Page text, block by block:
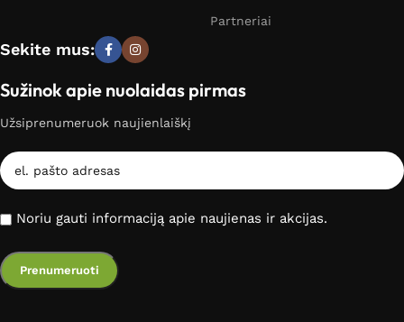
Partneriai
Sekite mus:
Sužinok apie nuolaidas pirmas
Užsiprenumeruok naujienlaiškį
Noriu gauti informaciją apie naujienas ir akcijas.